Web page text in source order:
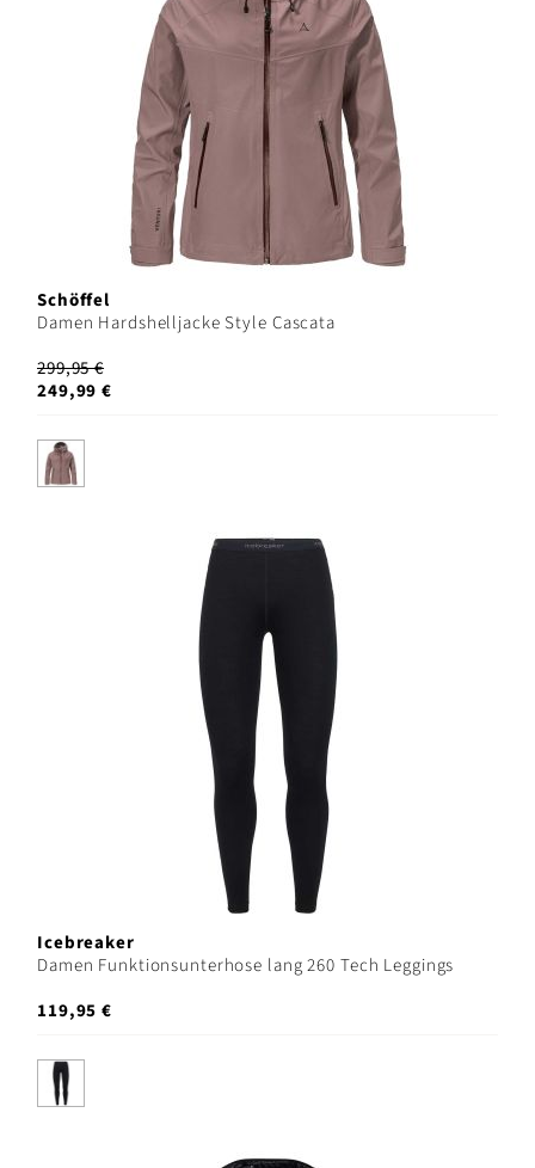
Schöffel
Damen Hardshelljacke Style Cascata
299,95 €
249,99 €
Icebreaker
Damen Funktionsunterhose lang 260 Tech Leggings
119,95 €